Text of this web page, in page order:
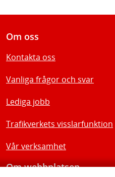
Om oss
Kontakta oss
Vanliga frågor och svar
Lediga jobb
Trafikverkets visslarfunktion
Vår verksamhet
Om webbplatsen